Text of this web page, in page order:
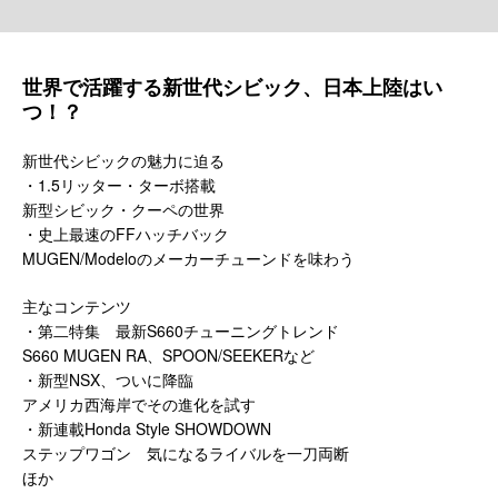
世界で活躍する新世代シビック、日本上陸はい
つ！？
新世代シビックの魅力に迫る
・1.5リッター・ターボ搭載
新型シビック・クーペの世界
・史上最速のFFハッチバック
MUGEN/Modeloのメーカーチューンドを味わう
主なコンテンツ
・第二特集 最新S660チューニングトレンド
S660 MUGEN RA、SPOON/SEEKERなど
・新型NSX、ついに降臨
アメリカ西海岸でその進化を試す
・新連載Honda Style SHOWDOWN
ステップワゴン 気になるライバルを一刀両断
ほか